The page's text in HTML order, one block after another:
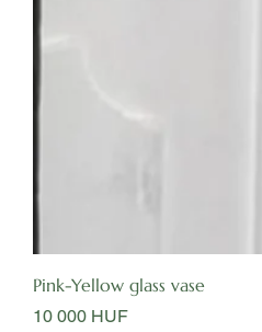
Pink-Yellow glass vase
Цена
10 000 HUF